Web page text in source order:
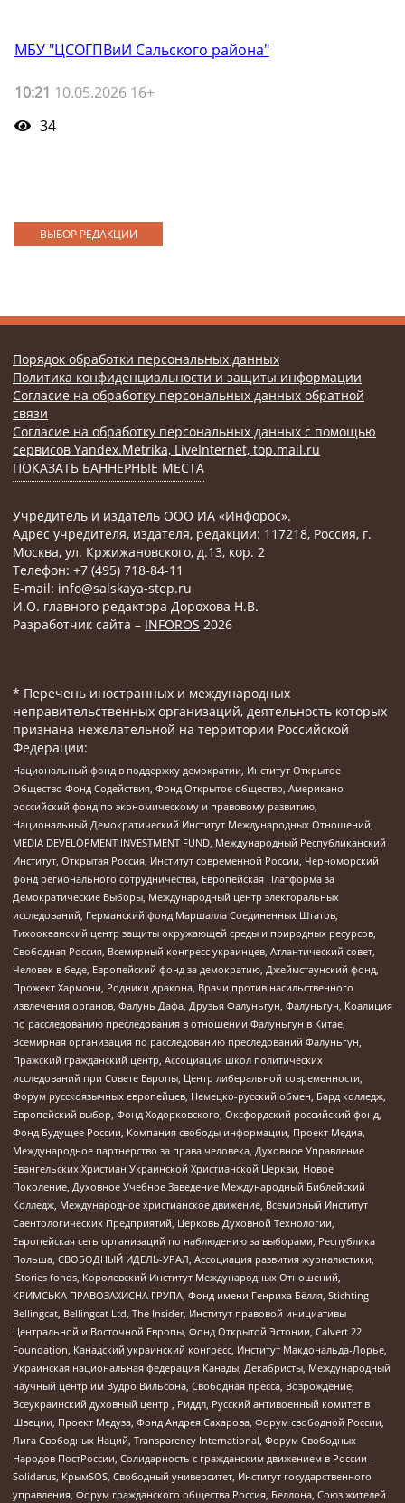
МБУ "ЦСОГПВиИ Сальского района"
10:21 10.05.2026 16+
34
ВЫБОР РЕДАКЦИИ
Порядок обработки персональных данных
Политика конфиденциальности и защиты информации
Согласие на обработку персональных данных обратной
связи
Согласие на обработку персональных данных с помощью
сервисов Yandex.Metrika, LiveInternet, top.mail.ru
ПОКАЗАТЬ БАННЕРНЫЕ МЕСТА
Учредитель и издатель ООО ИА «Инфорос».
Адрес учредителя, издателя, редакции: 117218, Россия, г.
Москва, ул. Кржижановского, д.13, кор. 2
Телефон: +7 (495) 718-84-11
E-mail: info@salskaya-step.ru
И.О. главного редактора Дорохова Н.В.
Разработчик сайта – INFOROS 2026
* Перечень иностранных и международных
неправительственных организаций, деятельность которых
признана нежелательной на территории Российской
Федерации:
Национальный фонд в поддержку демократии, Институт Открытое
Общество Фонд Содействия, Фонд Открытое общество, Американо-
российский фонд по экономическому и правовому развитию,
Национальный Демократический Институт Международных Отношений,
MEDIA DEVELOPMENT INVESTMENT FUND, Международный Республиканский
Институт, Открытая Россия, Институт современной России, Черноморский
фонд регионального сотрудничества, Европейская Платформа за
Демократические Выборы, Международный центр электоральных
исследований, Германский фонд Маршалла Соединенных Штатов,
Тихоокеанский центр защиты окружающей среды и природных ресурсов,
Свободная Россия, Всемирный конгресс украинцев, Атлантический совет,
Человек в беде, Европейский фонд за демократию, Джеймстаунский фонд,
Прожект Хармони, Родники дракона, Врачи против насильственного
извлечения органов, Фалунь Дафа, Друзья Фалуньгун, Фалуньгун, Коалиция
по расследованию преследования в отношении Фалуньгун в Китае,
Всемирная организация по расследованию преследований Фалуньгун,
Пражский гражданский центр, Ассоциация школ политических
исследований при Совете Европы, Центр либеральной современности,
Форум русскоязычных европейцев, Немецко-русский обмен, Бард колледж,
Европейский выбор, Фонд Ходорковского, Оксфордский российский фонд,
Фонд Будущее России, Компания свободы информации, Проект Медиа,
Международное партнерство за права человека, Духовное Управление
Евангельских Христиан Украинской Христианской Церкви, Новое
Поколение, Духовное Учебное Заведение Международный Библейский
Колледж, Международное христианское движение, Всемирный Институт
Саентологических Предприятий, Церковь Духовной Технологии,
Европейская сеть организаций по наблюдению за выборами, Республика
Польша, СВОБОДНЫЙ ИДЕЛЬ-УРАЛ, Ассоциация развития журналистики,
IStories fonds, Королевский Институт Международных Отношений,
КРИМСЬКА ПРАВОЗАХИСНА ГРУПА, Фонд имени Генриха Бёлля, Stichting
Bellingcat, Bellingcat Ltd, The Insider, Институт правовой инициативы
Центральной и Восточной Европы, Фонд Открытой Эстонии, Calvert 22
Foundation, Канадский украинский конгресс, Институт Макдональда-Лорье,
Украинская национальная федерация Канады, Декабристы, Международный
научный центр им Вудро Вильсона, Свободная пресса, Возрождение,
Всеукраинский духовный центр , Риддл, Русский антивоенный комитет в
Швеции, Проект Медуза, Фонд Андрея Сахарова, Форум свободной России,
Лига Свободных Наций, Transparеncy International, Форум Свободных
Народов ПостРоссии, Солидарность с гражданским движением в России –
Solidarus, КрымSOS, Свободный университет, Институт государственного
управления, Форум гражданского общества Россия, Беллона, Союз жителей